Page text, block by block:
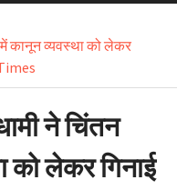
कानून व्यवस्था को लेकर
ने चिंतन
को लेकर गिनाई